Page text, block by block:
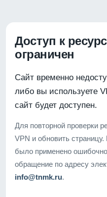
Доступ к
ограничен
Сайт временно
либо вы используете
сайт будет доступен.
Для повторной проверки
VPN и обновить
было применено
обращение по адресу
info@tnmk.ru.